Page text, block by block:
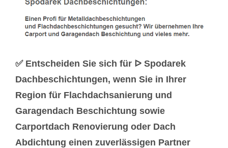
✅ Entscheiden Sie sich für ᐅ Spodarek
Dachbeschichtungen, wenn Sie in Ihrer
Region für Flachdachsanierung und
Garagendach Beschichtung sowie
Carportdach Renovierung oder Dach
Abdichtung einen zuverlässigen Partner